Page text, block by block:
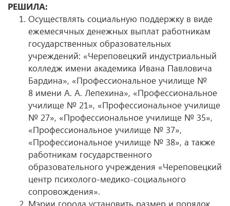
РЕШИЛА:
Осуществлять социальную поддержку в виде
ежемесячных денежных выплат работникам
государственных образовательных
учреждений: «Череповецкий индустриальный
колледж имени академика Ивана Павловича
Бардина», «Профессиональное училище №
8 имени А. А. Лепехина», «Профессиональное
училище № 21», «Профессиональное училище
№ 27», «Профессиональное училище № 35»,
«Профессиональное училище № 37»,
«Профессиональное училище № 38», а также
работникам государственного
образовательного учреждения «Череповецкий
центр психолого-медико-социального
сопровождения».